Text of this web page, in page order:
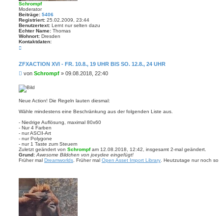
Schrompf
Moderator
Beiträge: 5406
Registriert: 25.02.2009, 23:44
Benutzertext: Lernt nur selten dazu
Echter Name: Thomas
Wohnort: Dresden
Kontaktdaten:
t
k
d
a
e
v
n
S
c
h
r
o
m
p
ZFXACTION XVI - FR. 10.8., 19 UHR BIS SO. 12.8., 24 UHR
B
i
t
r
g
von Schrompf » 09.08.2018, 22:40
Neue Action! Die Regeln lauten diesmal:
Wähle mindestens eine Beschränkung aus der folgenden Liste aus.
- Niedrige Auflösung, maximal 80x60
- Nur 4 Farben
- nur ASCII-Art
- nur Polygone
- nur 1 Taste zum Steuern
Zuletzt geändert von Schrompfam 12.08.2018, 12:42, insgesamt 2-mal geändert.
Grund: Awesome Bildchen von joeydee eingefügt!
Früher mal Dreamworlds . Früher mal Open Asset Import Library . Heutzutage nur noch